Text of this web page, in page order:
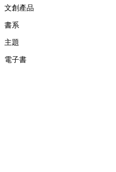
文創產品
書系
主題
電子書